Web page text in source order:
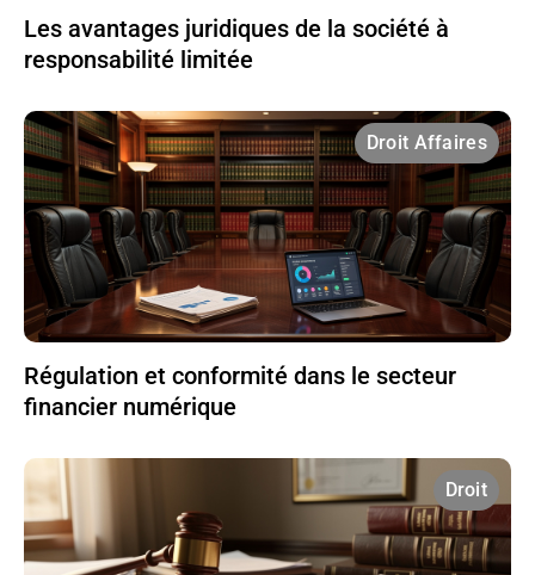
Les avantages juridiques de la société à
responsabilité limitée
Droit Affaires
Régulation et conformité dans le secteur
financier numérique
Droit